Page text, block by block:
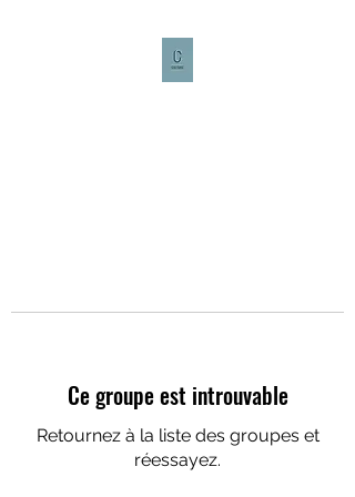
Ce groupe est introuvable
Retournez à la liste des groupes et
réessayez.